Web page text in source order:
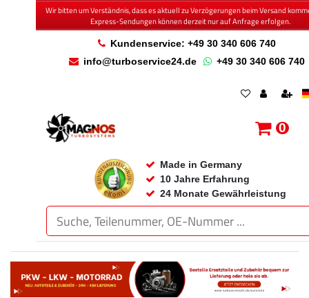
Wir bitten um Verständnis, dass es aktuell zu Verzögerungen beim Versand
Express-Sendungen können derzeit nur auf Anfrage erfolgen.
Kundenservice: +49 30 340 606 740
info@turboservice24.de
+49 30 340 606 740
Made in Germany
10 Jahre Erfahrung
24 Monate Gewährleistung
0